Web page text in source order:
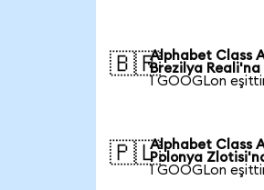
🇧🇷Alphabet Class
Brezilya Reali'na
1 GOOGLon
🇵🇱Alphabet Class
Polonya
1 GOOGLon eşittir